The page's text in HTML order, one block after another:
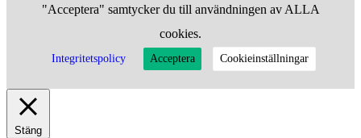
"Acceptera" samtycker du till användningen av ALLA
cookies.
Integritetspolicy Acceptera Cookieinställningar
Stäng